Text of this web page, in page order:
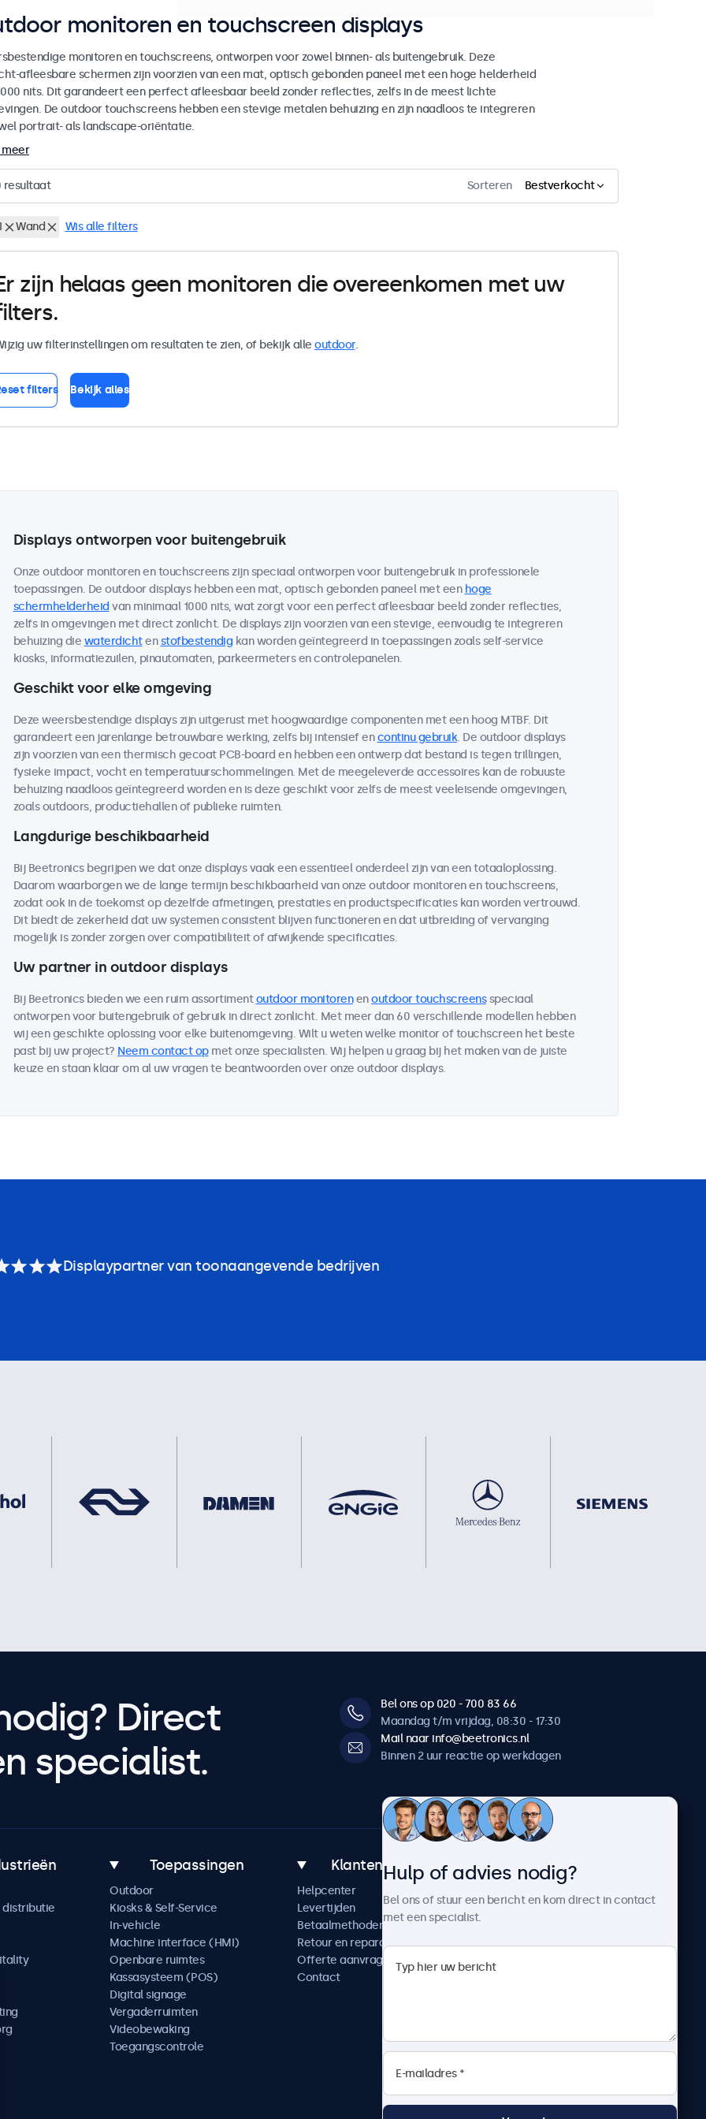
monitoren en touchscreen displays
monitoren en touchscreens, ontworpen voor zowel binnen- als buitengebruik. Deze
afleesbare schermen zijn voorzien van een mat, optisch gebonden paneel met een hoge helderheid
nits. Dit garandeert een perfect afleesbaar beeld zonder reflecties, zelfs in de meest lichte
De outdoor touchscreens hebben een stevige metalen behuizing en zijn naadloos te integreren
portrait- als landscape-oriëntatie.
meer
resultaat Sorteren Bestverkocht
Wand Wis alle filters
zijn helaas geen monitoren die overeenkomen met uw
uw filterinstellingen om resultaten te zien, of bekijk alle outdoor.
filters Bekijk alles
Displays ontworpen voor buitengebruik
Onze outdoor monitoren en touchscreens zijn speciaal ontworpen voor buitengebruik in professionele
toepassingen. De outdoor displays hebben een mat, optisch gebonden paneel met een hoge
schermhelderheid van minimaal 1000 nits, wat zorgt voor een perfect afleesbaar beeld zonder reflecties,
zelfs in omgevingen met direct zonlicht. De displays zijn voorzien van een stevige, eenvoudig te integreren
behuizing die waterdichtenstofbestendig kan worden geïntegreerd in toepassingen zoals self-service
kiosks, informatiezuilen, pinautomaten, parkeermeters en controlepanelen.
Geschikt voor elke omgeving
Deze weersbestendige displays zijn uitgerust met hoogwaardige componenten met een hoog MTBF. Dit
garandeert een jarenlange betrouwbare werking, zelfs bij intensief encontinu gebruik. De outdoor displays
zijn voorzien van een thermisch gecoat PCB-board en hebben een ontwerp dat bestand is tegen trillingen,
fysieke impact, vocht en temperatuurschommelingen. Met de meegeleverde accessoires kan de robuuste
behuizing naadloos geïntegreerd worden en is deze geschikt voor zelfs de meest veeleisende omgevingen,
zoals outdoors, productiehallen of publieke ruimten.
Langdurige beschikbaarheid
Bij Beetronics begrijpen we dat onze displays vaak een essentieel onderdeel zijn van een totaaloplossing.
Daarom waarborgen we de lange termijn beschikbaarheid van onze outdoor monitoren en touchscreens,
zodat ook in de toekomst op dezelfde afmetingen, prestaties en productspecificaties kan worden vertrouwd.
Dit biedt de zekerheid dat uw systemen consistent blijven functioneren en dat uitbreiding of vervanging
mogelijk is zonder zorgen over compatibiliteit of afwijkende specificaties.
Uw partner in outdoor displays
Bij Beetronics bieden we een ruim assortimentoutdoor monitorenenoutdoor touchscreensspeciaal
ontworpen voor buitengebruik of gebruik in direct zonlicht. Met meer dan 60 verschillende modellen hebben
wij een geschikte oplossing voor elke buitenomgeving. Wilt u weten welke monitor of touchscreen het beste
past bij uw project? Neem contact opmet onze specialisten. Wij helpen u graag bij het maken van de juiste
keuze en staan klaar om al uw vragen te beantwoorden over onze outdoor displays.
Displaypartner van toonaangevende bedrijven
Direct
specialist.
Bel ons op 020 - 700 83 66
Maandag t/m vrijdag, 08:30 - 17:30
Mail naar info@beetronics.nl
Binnen 2 uur reactie op werkdagen
distributie
Toepassingen
Outdoor
Kiosks & Self-Service
In-vehicle
Machine interface (HMI)
Openbare ruimtes
Kassasysteem (POS)
Digital signage
Vergaderruimten
Videobewaking
Toegangscontrole
Klantenservice
Helpcenter
Levertijden
Betaalmethoden
Retour en reparatie
Offerte aanvragen
Contact
Over Beetronics
Nieuws en updates
Werken bij Beetronics
Algemene voorwaarden
Hulp of advies nodig?
Bel ons of stuur een bericht en kom direct in contact
met een specialist.